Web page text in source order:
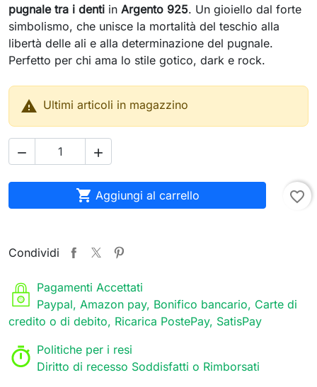
pugnale tra i denti in Argento 925. Un gioiello dal forte
simbolismo, che unisce la mortalità del teschio alla
libertà delle ali e alla determinazione del pugnale.
Perfetto per chi ama lo stile gotico, dark e rock.
 Ultimi articoli in magazzino
 
 Aggiungi al carrello favorite_border
Condividi
Pagamenti Accettati
Paypal, Amazon pay, Bonifico bancario, Carte di
credito o di debito, Ricarica PostePay, SatisPay
Politiche per i resi
Diritto di recesso Soddisfatti o Rimborsati